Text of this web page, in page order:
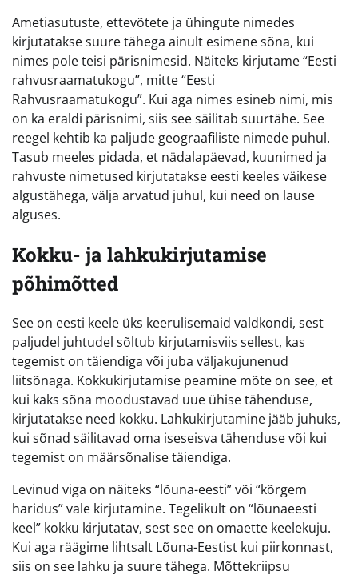
Ametiasutuste, ettevõtete ja ühingute nimedes
kirjutatakse suure tähega ainult esimene sõna, kui
nimes pole teisi pärisnimesid. Näiteks kirjutame “Eesti
rahvusraamatukogu”, mitte “Eesti
Rahvusraamatukogu”. Kui aga nimes esineb nimi, mis
on ka eraldi pärisnimi, siis see säilitab suurtähe. See
reegel kehtib ka paljude geograafiliste nimede puhul.
Tasub meeles pidada, et nädalapäevad, kuunimed ja
rahvuste nimetused kirjutatakse eesti keeles väikese
algustähega, välja arvatud juhul, kui need on lause
alguses.
Kokku- ja lahkukirjutamise
põhimõtted
See on eesti keele üks keerulisemaid valdkondi, sest
paljudel juhtudel sõltub kirjutamisviis sellest, kas
tegemist on täiendiga või juba väljakujunenud
liitsõnaga. Kokkukirjutamise peamine mõte on see, et
kui kaks sõna moodustavad uue ühise tähenduse,
kirjutatakse need kokku. Lahkukirjutamine jääb juhuks,
kui sõnad säilitavad oma iseseisva tähenduse või kui
tegemist on määrsõnalise täiendiga.
Levinud viga on näiteks “lõuna-eesti” või “kõrgem
haridus” vale kirjutamine. Tegelikult on “lõunaeesti
keel” kokku kirjutatav, sest see on omaette keelekuju.
Kui aga räägime lihtsalt Lõuna-Eestist kui piirkonnast,
siis on see lahku ja suure tähega. Mõttekriipsu